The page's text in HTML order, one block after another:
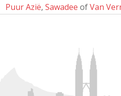
Puur Azië, Sawadee ofVan